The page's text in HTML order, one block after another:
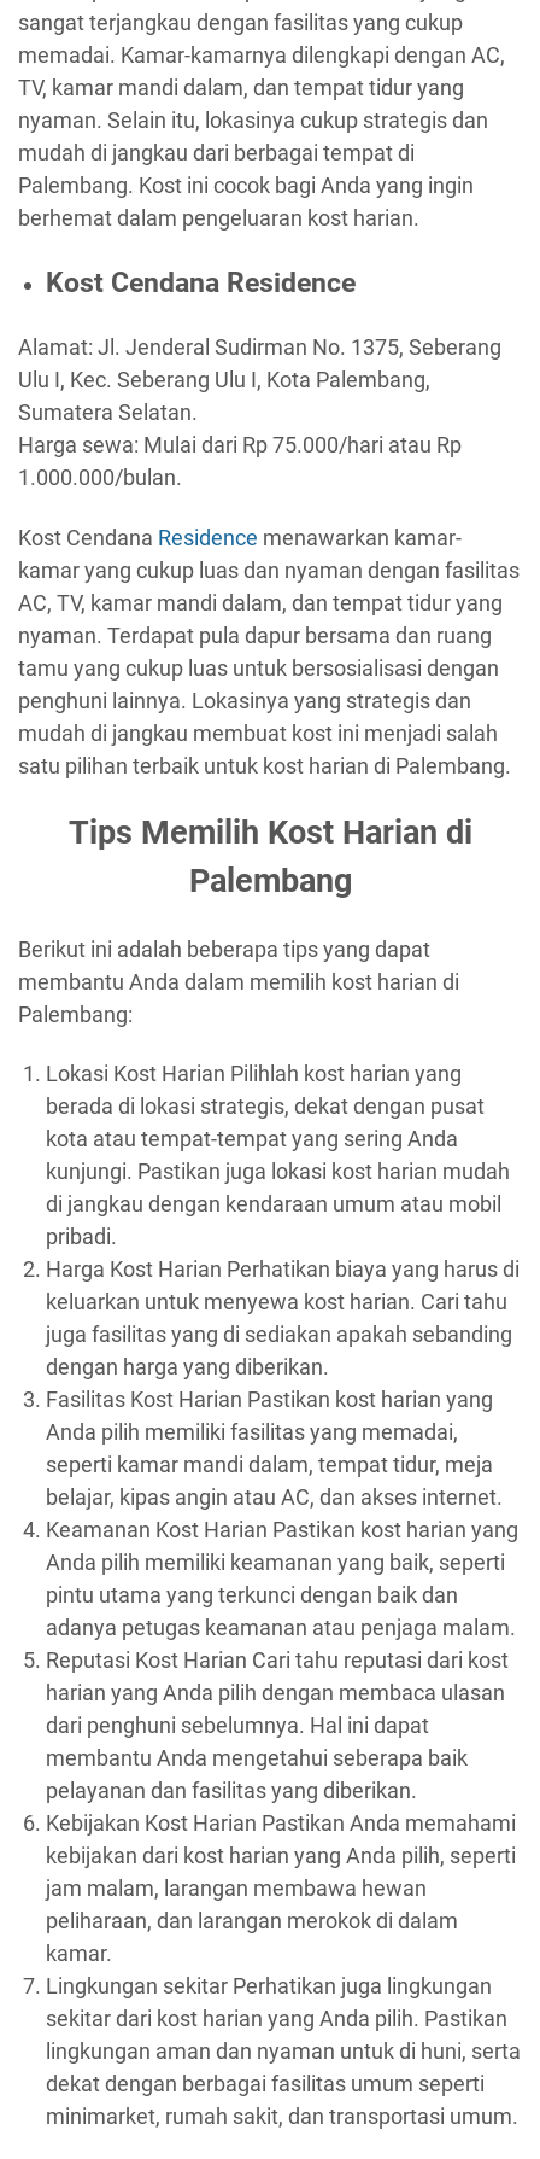
sangat terjangkau dengan fasilitas yang cukup
memadai. Kamar-kamarnya dilengkapi dengan AC,
TV, kamar mandi dalam, dan tempat tidur yang
nyaman. Selain itu, lokasinya cukup strategis dan
mudah di jangkau dari berbagai tempat di
Palembang. Kost ini cocok bagi Anda yang ingin
berhemat dalam pengeluaran kost harian.
Kost Cendana Residence
Alamat: Jl. Jenderal Sudirman No. 1375, Seberang
Ulu I, Kec. Seberang Ulu I, Kota Palembang,
Sumatera Selatan.
Harga sewa: Mulai dari Rp 75.000/hari atau Rp
1.000.000/bulan.
Kost Cendana Residence menawarkan kamar-
kamar yang cukup luas dan nyaman dengan fasilitas
AC, TV, kamar mandi dalam, dan tempat tidur yang
nyaman. Terdapat pula dapur bersama dan ruang
tamu yang cukup luas untuk bersosialisasi dengan
penghuni lainnya. Lokasinya yang strategis dan
mudah di jangkau membuat kost ini menjadi salah
satu pilihan terbaik untuk kost harian di Palembang.
Tips Memilih Kost Harian di
Palembang
Berikut ini adalah beberapa tips yang dapat
membantu Anda dalam memilih kost harian di
Palembang:
Lokasi Kost Harian Pilihlah kost harian yang
berada di lokasi strategis, dekat dengan pusat
kota atau tempat-tempat yang sering Anda
kunjungi. Pastikan juga lokasi kost harian mudah
di jangkau dengan kendaraan umum atau mobil
pribadi.
Harga Kost Harian Perhatikan biaya yang harus di
keluarkan untuk menyewa kost harian. Cari tahu
juga fasilitas yang di sediakan apakah sebanding
dengan harga yang diberikan.
Fasilitas Kost Harian Pastikan kost harian yang
Anda pilih memiliki fasilitas yang memadai,
seperti kamar mandi dalam, tempat tidur, meja
belajar, kipas angin atau AC, dan akses internet.
Keamanan Kost Harian Pastikan kost harian yang
Anda pilih memiliki keamanan yang baik, seperti
pintu utama yang terkunci dengan baik dan
adanya petugas keamanan atau penjaga malam.
Reputasi Kost Harian Cari tahu reputasi dari kost
harian yang Anda pilih dengan membaca ulasan
dari penghuni sebelumnya. Hal ini dapat
membantu Anda mengetahui seberapa baik
pelayanan dan fasilitas yang diberikan.
Kebijakan Kost Harian Pastikan Anda memahami
kebijakan dari kost harian yang Anda pilih, seperti
jam malam, larangan membawa hewan
peliharaan, dan larangan merokok di dalam
kamar.
Lingkungan sekitar Perhatikan juga lingkungan
sekitar dari kost harian yang Anda pilih. Pastikan
lingkungan aman dan nyaman untuk di huni, serta
dekat dengan berbagai fasilitas umum seperti
minimarket, rumah sakit, dan transportasi umum.